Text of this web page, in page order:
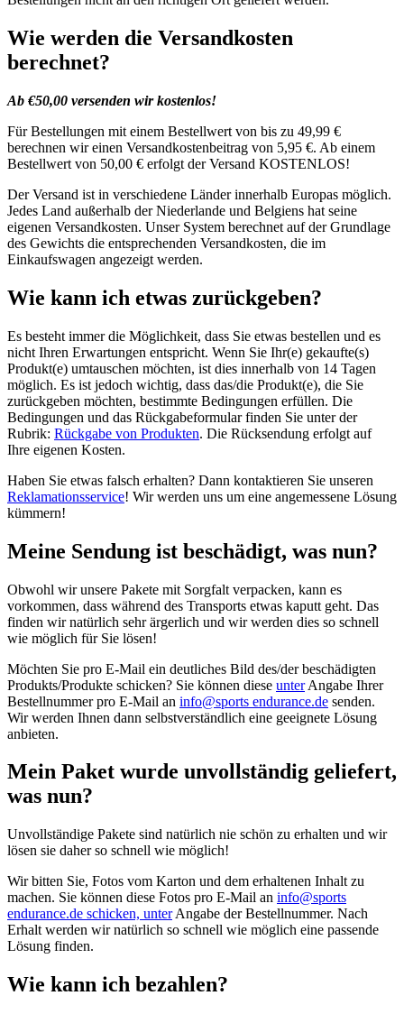
Wie werden die Versandkosten
berechnet?
Ab €50,00 versenden wir kostenlos!
Für Bestellungen mit einem Bestellwert von bis zu 49,99 €
berechnen wir einen Versandkostenbeitrag von 5,95 €. Ab einem
Bestellwert von 50,00 € erfolgt der Versand KOSTENLOS!
Der Versand ist in verschiedene Länder innerhalb Europas möglich.
Jedes Land außerhalb der Niederlande und Belgiens hat seine
eigenen Versandkosten. Unser System berechnet auf der Grundlage
des Gewichts die entsprechenden Versandkosten, die im
Einkaufswagen angezeigt werden.
Wie kann ich etwas zurückgeben?
Es besteht immer die Möglichkeit, dass Sie etwas bestellen und es
nicht Ihren Erwartungen entspricht. Wenn Sie Ihr(e) gekaufte(s)
Produkt(e) umtauschen möchten, ist dies innerhalb von 14 Tagen
möglich. Es ist jedoch wichtig, dass das/die Produkt(e), die Sie
zurückgeben möchten, bestimmte Bedingungen erfüllen. Die
Bedingungen und das Rückgabeformular finden Sie unter der
Rubrik: Rückgabe von Produkten. Die Rücksendung erfolgt auf
Ihre eigenen Kosten.
Haben Sie etwas falsch erhalten? Dann kontaktieren Sie unseren
Reklamationsservice! Wir werden uns um eine angemessene Lösung
kümmern!
Meine Sendung ist beschädigt, was nun?
Obwohl wir unsere Pakete mit Sorgfalt verpacken, kann es
vorkommen, dass während des Transports etwas kaputt geht. Das
finden wir natürlich sehr ärgerlich und wir werden dies so schnell
wie möglich für Sie lösen!
Möchten Sie pro E-Mail ein deutliches Bild des/der beschädigten
Produkts/Produkte schicken? Sie können diese unterAngabe Ihrer
Bestellnummer pro E-Mail an info@sports endurance.de senden.
Wir werden Ihnen dann selbstverständlich eine geeignete Lösung
anbieten.
Mein Paket wurde unvollständig geliefert,
was nun?
Unvollständige Pakete sind natürlich nie schön zu erhalten und wir
lösen sie daher so schnell wie möglich!
Wir bitten Sie, Fotos vom Karton und dem erhaltenen Inhalt zu
machen. Sie können diese Fotos pro E-Mail an info@sports
endurance.de schicken, unterAngabe der Bestellnummer. Nach
Erhalt werden wir natürlich so schnell wie möglich eine passende
Lösung finden.
Wie kann ich bezahlen?